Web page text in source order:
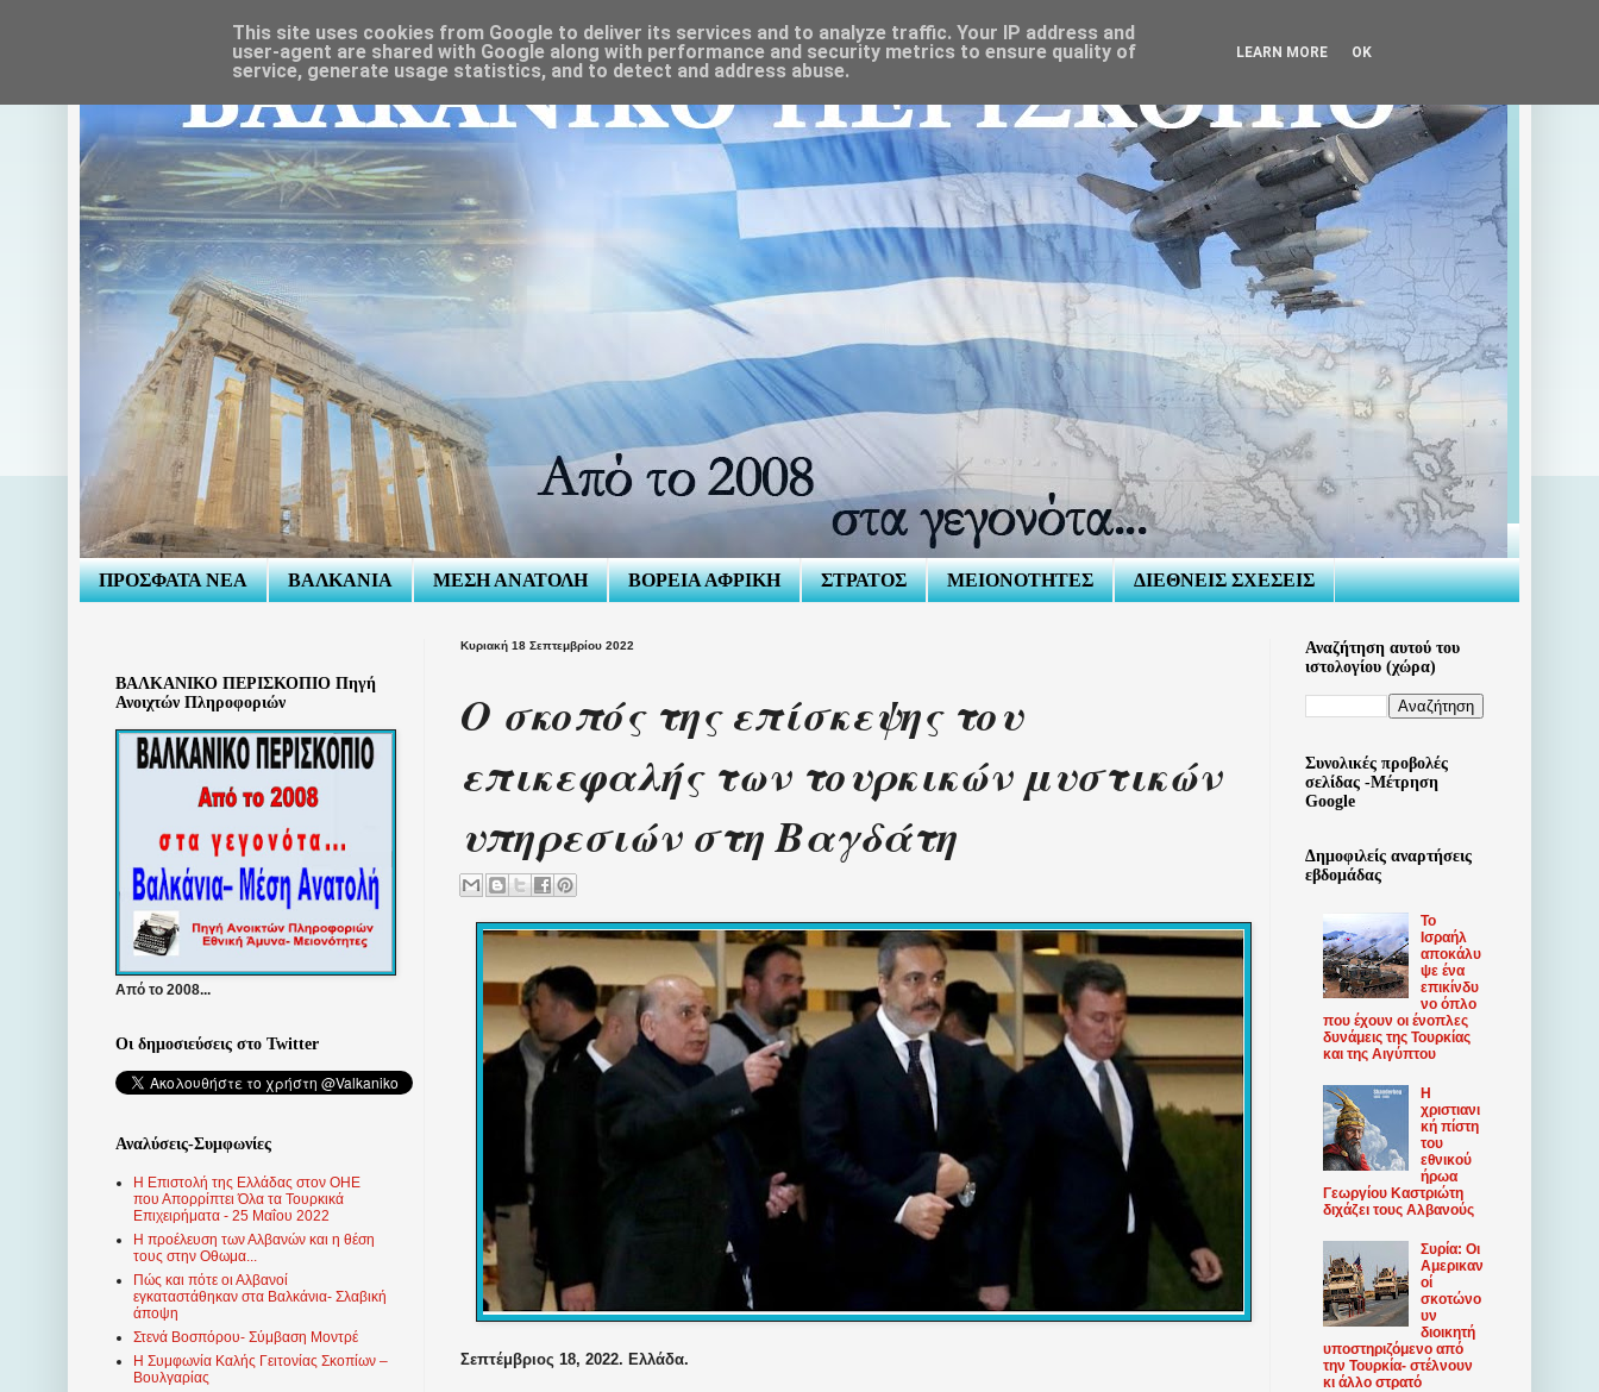
ΠΡΟΣΦΑΤΑ ΝΕΑ ΒΑΛΚΑΝΙΑ ΜΕΣΗ ΑΝΑΤΟΛΗ ΒΟΡΕΙΑ ΑΦΡΙΚΗ ΣΤΡΑΤΟΣ ΜΕΙΟΝΟΤΗΤΕΣ ΔΙΕΘΝΕΙΣ ΣΧΕΣΕΙΣ
Κυριακή 18 Σεπτεμβρίου 2022
Ο σκοπός της επίσκεψης του
επικεφαλής των τουρκικών μυστικών
υπηρεσιών στη Βαγδάτη
Σεπτέμβριος 18, 2022. Ελλάδα.
ΒΑΛΚΑΝΙΚΟ ΠΕΡΙΣΚΟΠΙΟ Πηγή
Ανοιχτών Πληροφοριών
Από το 2008...
Οι δημοσιεύσεις στο Twitter
Αναλύσεις-Συμφωνίες
Η Επιστολή της Ελλάδας στον ΟΗΕ
που Απορρίπτει Όλα τα Τουρκικά
Επιχειρήματα - 25 Μαΐου 2022
Η προέλευση των Αλβανών και η θέση
τους στην Οθωμα...
Πώς και πότε οι Αλβανοί
εγκαταστάθηκαν στα Βαλκάνια- Σλαβική
άποψη
Στενά Βοσπόρου- Σύμβαση Μοντρέ
Η Συμφωνία Καλής Γειτονίας Σκοπίων –
Βουλγαρίας
Αναζήτηση αυτού του
ιστολογίου (χώρα)
Συνολικές προβολές
σελίδας -Μέτρηση
Google
Δημοφιλείς αναρτήσεις
εβδομάδας
Το
Ισραήλ
αποκάλυ
ψε ένα
επικίνδυ
νο όπλο
που έχουν οι ένοπλες
δυνάμεις της Τουρκίας
και της Αιγύπτου
Η
χριστιανι
κή πίστη
του
εθνικού
ήρωα
Γεωργίου Καστριώτη
διχάζει τους Αλβανούς
Συρία: Οι
Αμερικαν
οί
σκοτώνο
υν
διοικητή
υποστηριζόμενο από
την Τουρκία- στέλνουν
κι άλλο στρατό
This site uses cookies from Google to deliver its services and to analyze traffic. Your IP address and
user-agent are shared with Google along with performance and security metrics to ensure quality of
service, generate usage statistics, and to detect and address abuse.
LEARN MORE OK